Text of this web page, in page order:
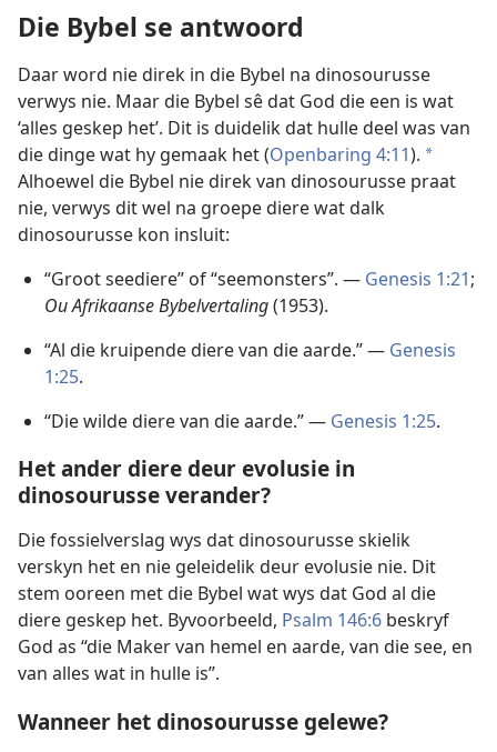
Die Bybel se antwoord
Daar word nie direk in die Bybel na dinosourusse
verwys nie. Maar die Bybel sê dat God die een is wat
‘alles geskep het’. Dit is duidelik dat hulle deel was van
die dinge wat hy gemaak het (Openbaring 4:11). a
Alhoewel die Bybel nie direk van dinosourusse praat
nie, verwys dit wel na groepe diere wat dalk
dinosourusse kon insluit:
“Groot seediere” of “seemonsters”. — Genesis 1:21;
Ou Afrikaanse Bybelvertaling(1953).
“Al die kruipende diere van die aarde.” — Genesis
1:25.
“Die wilde diere van die aarde.” — Genesis 1:25.
Het ander diere deur evolusie in
dinosourusse verander?
Die fossielverslag wys dat dinosourusse skielik
verskyn het en nie geleidelik deur evolusie nie. Dit
stem ooreen met die Bybel wat wys dat God al die
diere geskep het. Byvoorbeeld, Psalm 146:6 beskryf
God as “die Maker van hemel en aarde, van die see, en
van alles wat in hulle is”.
Wanneer het dinosourusse gelewe?